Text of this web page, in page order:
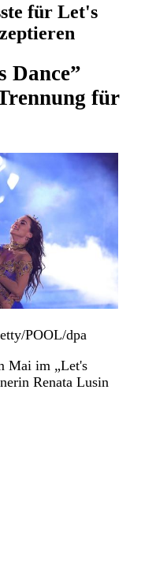
für Let's
Dance”
für
POOL/dpa
Mai im „Let's
Renata Lusin